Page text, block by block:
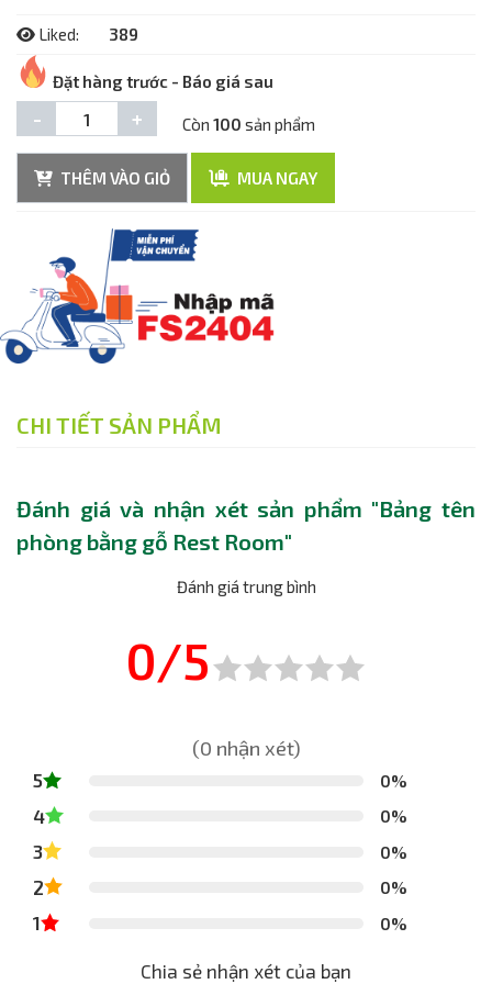
Liked: 389
Đặt hàng trước - Báo giá sau
- + Còn 100 sản phẩm
THÊM VÀO GIỎ MUA NGAY
CHI TIẾT SẢN PHẨM
Đánh giá và nhận xét sản phẩm "Bảng tên
phòng bằng gỗ Rest Room"
Đánh giá trung bình
0/5
(0 nhận xét)
5 0%
4 0%
3 0%
2 0%
1 0%
Chia sẻ nhận xét của bạn